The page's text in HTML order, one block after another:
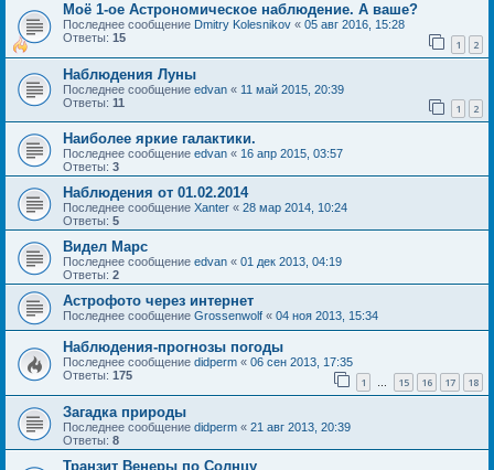
Моё 1-ое Астрономическое наблюдение. А ваше?
Последнее сообщение Dmitry Kolesnikov « 05 авг 2016, 15:28
Ответы: 15 1 2
Наблюдения Луны
Последнее сообщение edvan « 11 май 2015, 20:39
Ответы: 11 1 2
Наиболее яркие галактики.
Последнее сообщение edvan « 16 апр 2015, 03:57
Ответы: 3
Наблюдения от 01.02.2014
Последнее сообщение Xanter « 28 мар 2014, 10:24
Ответы: 5
Видел Марс
Последнее сообщение edvan « 01 дек 2013, 04:19
Ответы: 2
Астрофото через интернет
Последнее сообщение Grossenwolf « 04 ноя 2013, 15:34
Наблюдения-прогнозы погоды
Последнее сообщение didperm « 06 сен 2013, 17:35
Ответы: 175 1 … 15 16 17 18
Загадка природы
Последнее сообщение didperm « 21 авг 2013, 20:39
Ответы: 8
Транзит Венеры по Солнцу